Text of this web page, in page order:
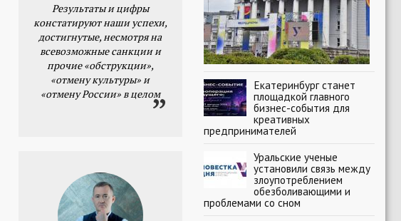
Результаты и цифры
констатируют наши успехи,
достигнутые, несмотря на
всевозможные санкции и
прочие «обструкции»,
«отмену культуры» и
«отмену России» в целом
Екатеринбург станет
площадкой главного
бизнес-события для
креативных
предпринимателей
Уральские ученые
установили связь между
злоупотреблением
обезболивающими и
проблемами со сном